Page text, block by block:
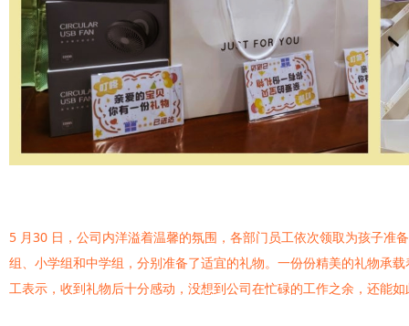
5 月30 日，公司内洋溢着温馨的氛围，各部门员工依次领取为孩子准
组、小学组和中学组，分别准备了适宜的礼物。一份份精美的礼物承
工表示，收到礼物后十分感动，没想到公司在忙碌的工作之余，还能